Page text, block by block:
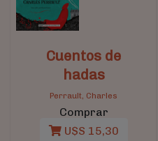
Cuentos de
hadas
Perrault, Charles
Comprar
U$S 15,30